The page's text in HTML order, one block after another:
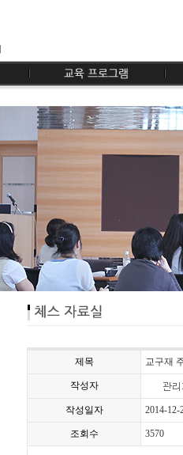
제목 교구재
작성자
작성일자 2014-12-
조회수 3570